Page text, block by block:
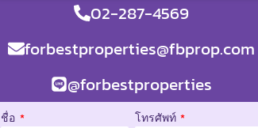
02-287-4569
forbestproperties@fbprop.com
@forbestproperties
ชื่อ โทรศัพท์